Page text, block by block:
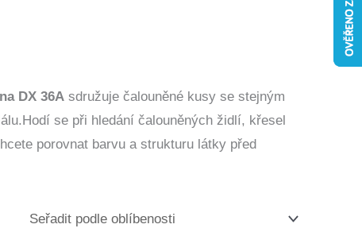
DX 36A sdružuje čalouněné kusy se stejným
se při hledání čalouněných židlí, křesel
porovnat barvu a strukturu látky před